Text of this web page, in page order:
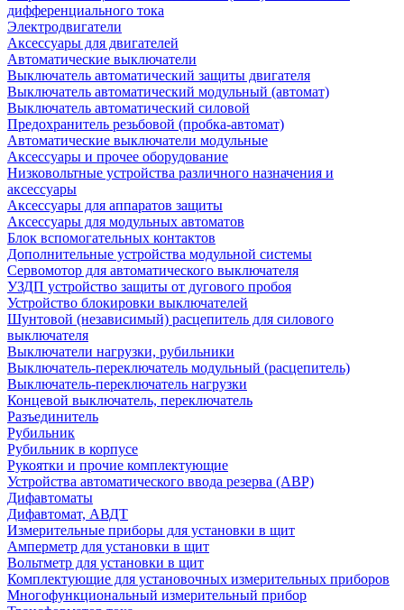
дифференциального тока
Электродвигатели
Аксессуары для двигателей
Автоматические выключатели
Выключатель автоматический защиты двигателя
Выключатель автоматический модульный (автомат)
Выключатель автоматический силовой
Предохранитель резьбовой (пробка-автомат)
Автоматические выключатели модульные
Аксессуары и прочее оборудование
Низковольтные устройства различного назначения и
аксессуары
Аксессуары для аппаратов защиты
Аксессуары для модульных автоматов
Блок вспомогательных контактов
Дополнительные устройства модульной системы
Сервомотор для автоматического выключателя
УЗДП устройство защиты от дугового пробоя
Устройство блокировки выключателей
Шунтовой (независимый) расцепитель для силового
выключателя
Выключатели нагрузки, рубильники
Выключатель-переключатель модульный (расцепитель)
Выключатель-переключатель нагрузки
Концевой выключатель, переключатель
Разъединитель
Рубильник
Рубильник в корпусе
Рукоятки и прочие комплектующие
Устройства автоматического ввода резерва (АВР)
Дифавтоматы
Дифавтомат, АВДТ
Измерительные приборы для установки в щит
Амперметр для установки в щит
Вольтметр для установки в щит
Комплектующие для установочных измерительных приборов
Многофункциональный измерительный прибор